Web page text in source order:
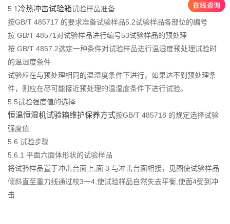
5.1 冷热冲击试验箱试验样品准备
按GB/T 485717 的要求准备试验样品5.2试验样品各部位的编号
按 GB/T 48571对试验样品进行编号53试验样品的预处理
按 GB/T 4857.2选定一种条件对试验样品进行温湿度预处理试验时
的温湿度条件
试验应在与预处理相同的温湿度条件下进行，如果达不到预处理条
件，则应在尽可能接近预处理的温湿度条件下进行试验。
5.5试验强度值的选择
恒温恒湿机试验箱维护保养方式按GB/T 485718 的规定选择试验
强度值
5.6 试验步骤
5.6.1 平面六面体形状的试验样品
将试验样品置于冲击台面上,面 3 与冲击台面相接，见图使试验样品
倾斜直至重力线通过校3一4,使试验样品自然失去平衡,使面4受到冲
击